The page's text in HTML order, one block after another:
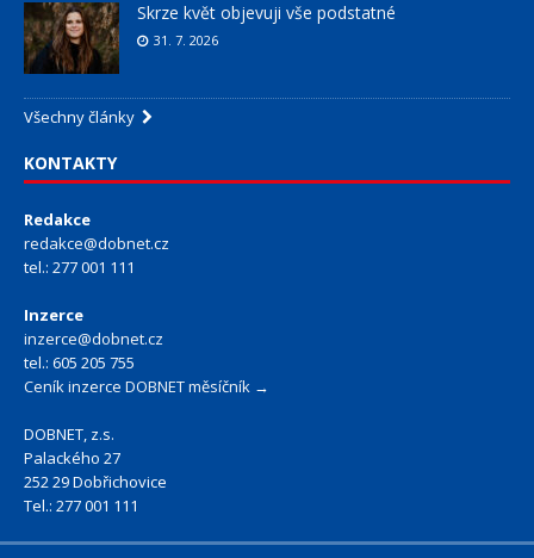
Skrze květ objevuji vše podstatné
31. 7. 2026
Všechny články
KONTAKTY
Redakce
redakce@dobnet.cz
tel.: 277 001 111
Inzerce
inzerce@dobnet.cz
tel.: 605 205 755
Ceník inzerce DOBNET měsíčník →
DOBNET, z.s.
Palackého 27
252 29 Dobřichovice
Tel.: 277 001 111